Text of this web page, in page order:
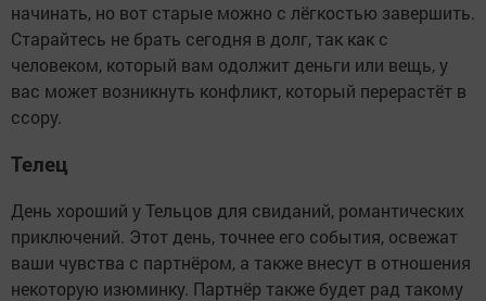
начинать, но вот старые можно с лёгкостью завершить.
Старайтесь не брать сегодня в долг, так как с
человеком, который вам одолжит деньги или вещь, у
вас может возникнуть конфликт, который перерастёт в
ссору.
Телец
День хороший у Тельцов для свиданий, романтических
приключений. Этот день, точнее его события, освежат
ваши чувства с партнёром, а также внесут в отношения
некоторую изюминку. Партнёр также будет рад такому